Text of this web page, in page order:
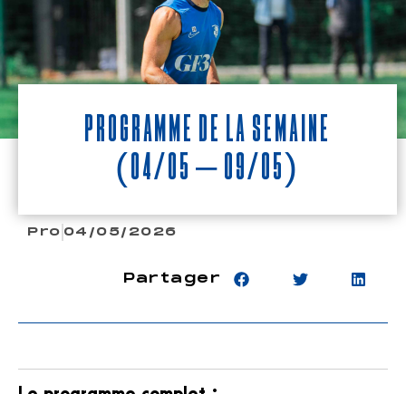
Programme de la semaine
(04/05 – 09/05)
Pro 04/05/2026
Partager